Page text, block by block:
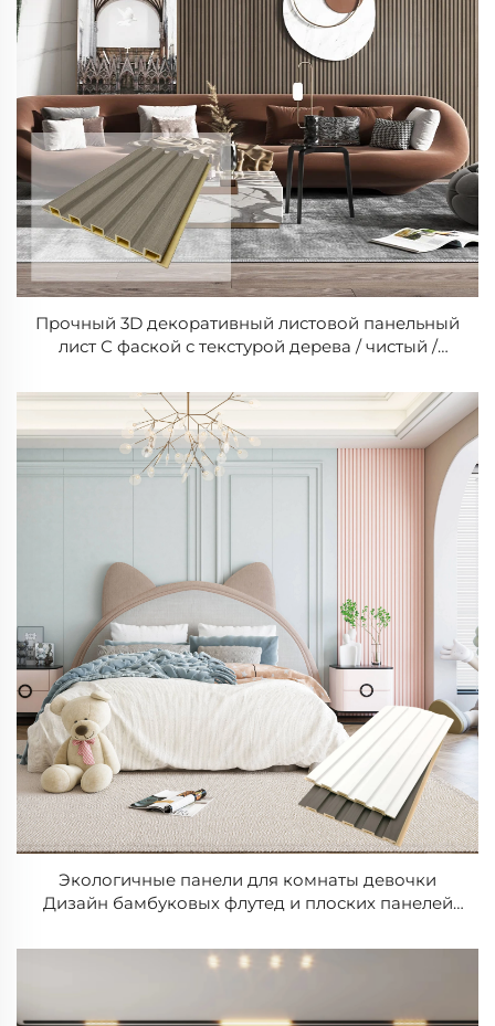
Прочный 3D декоративный листовой панельный
лист С фаской с текстурой дерева / чистый /
отделки стен
Экологичные панели для комнаты девочки
Дизайн бамбуковых флутед и плоских панелей